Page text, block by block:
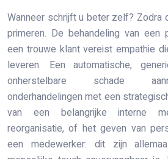
Wanneer schrijft u beter zelf? Zodra
primeren. De behandeling van een
een trouwe klant vereist empathie
leveren. Een automatische,
onherstelbare schade
onderhandelingen met een
van een belangrijke interne
reorganisatie, of het geven van
een medewerker: dit zijn